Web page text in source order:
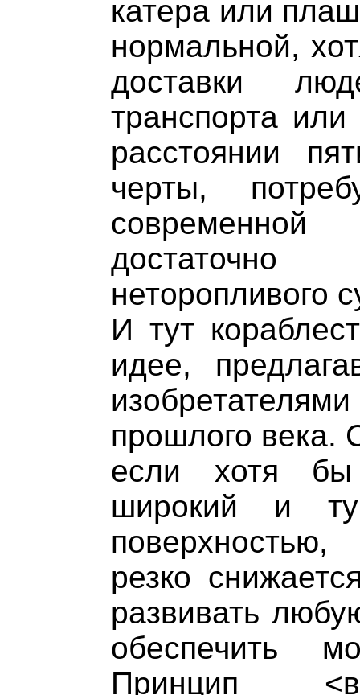
катера или
нормальной,
доставки
транспорта
расстоянии
черты,
неторопливого
И тут
идее,
прошлого
если хотя бы
широкий и
резко
развивать
обеспечить
Принцип